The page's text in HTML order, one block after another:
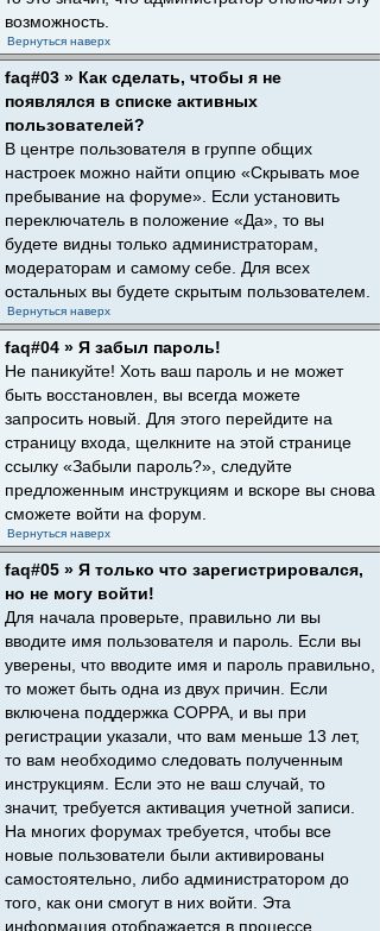
возможность.
Вернуться наверх
faq#03 » Как сделать, чтобы я не
появлялся в списке активных
пользователей?
В центре пользователя в группе общих
настроек можно найти опцию «Скрывать мое
пребывание на форуме». Если установить
переключатель в положение «Да», то вы
будете видны только администраторам,
модераторам и самому себе. Для всех
остальных вы будете скрытым пользователем.
Вернуться наверх
faq#04 » Я забыл пароль!
Не паникуйте! Хоть ваш пароль и не может
быть восстановлен, вы всегда можете
запросить новый. Для этого перейдите на
страницу входа, щелкните на этой странице
ссылку «Забыли пароль?», следуйте
предложенным инструкциям и вскоре вы снова
сможете войти на форум.
Вернуться наверх
faq#05 » Я только что зарегистрировался,
но не могу войти!
Для начала проверьте, правильно ли вы
вводите имя пользователя и пароль. Если вы
уверены, что вводите имя и пароль правильно,
то может быть одна из двух причин. Если
включена поддержка COPPA, и вы при
регистрации указали, что вам меньше 13 лет,
то вам необходимо следовать полученным
инструкциям. Если это не ваш случай, то
значит, требуется активация учетной записи.
На многих форумах требуется, чтобы все
новые пользователи были активированы
самостоятельно, либо администратором до
того, как они смогут в них войти. Эта
информация отображается в процессе